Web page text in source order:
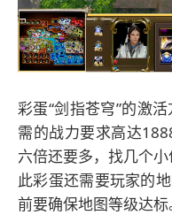
彩蛋“剑指苍穹”的激
需的战力要求高达
六倍还要多，找几个小
此彩蛋还需要玩家的
前要确保地图等级达标